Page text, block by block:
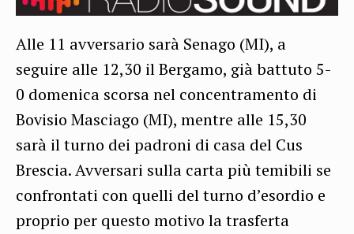
Alle 11 avversario sarà Senago (MI), a
seguire alle 12,30 il Bergamo, già battuto 5-
0 domenica scorsa nel concentramento di
Bovisio Masciago (MI), mentre alle 15,30
sarà il turno dei padroni di casa del Cus
Brescia. Avversari sulla carta più temibili se
confrontati con quelli del turno d’esordio e
proprio per questo motivo la trasferta